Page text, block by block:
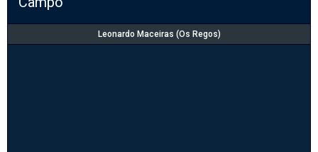
Leonardo Maceiras (Os Regos)